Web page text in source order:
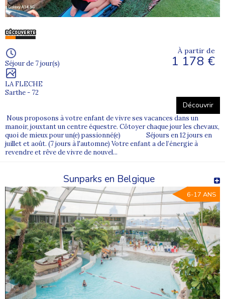
Séjour de 7 jour(s)
LA FLECHE
Sarthe - 72
À partir de
1 178 €
Découvrir
Nous proposons à votre enfant de vivre ses vacances dans un
manoir, jouxtant un centre équestre. Côtoyer chaque jour les chevaux,
quoi de mieux pour un(e) passionné(e) Séjours en 12 jours en
juillet et août. (7 jours à l'automne) Votre enfant a de l’énergie à
revendre et rêve de vivre de nouvel...
Sunparks en Belgique
6-17 ANS